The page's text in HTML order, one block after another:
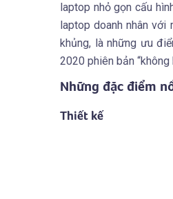
laptop nhỏ gọn cấu
laptop doanh nhân với
khủng, là những ưu
2020 phiên bản
Những đặc điểm
Thiết kế